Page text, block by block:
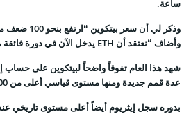
ساعة.
وذكر لي أن سعر
وأضاف “نعتقد أن ETH يدخل الآن في دورة فائقة مشابهة”.
شهد هذا العام تفوقاً واضحاً لبيتكوين على
عدة قمم جديدة ومنها مستوى قياسي أعلى من 126,000 دولار في أكتوبر.